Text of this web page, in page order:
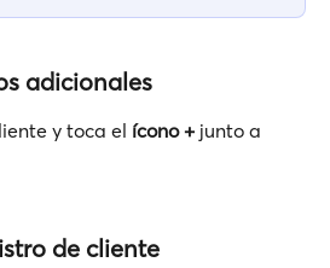
adicionales
y toca el ícono + junto a
de cliente